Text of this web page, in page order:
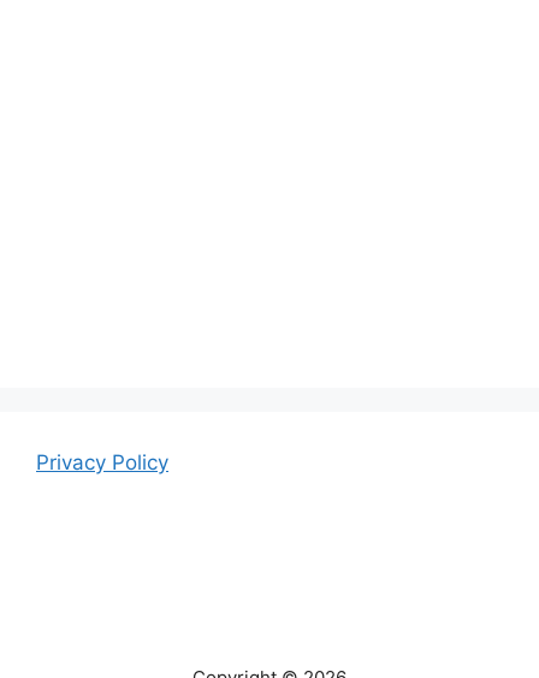
Privacy Policy